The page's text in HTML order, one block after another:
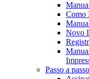
Como
Novo
Passo a